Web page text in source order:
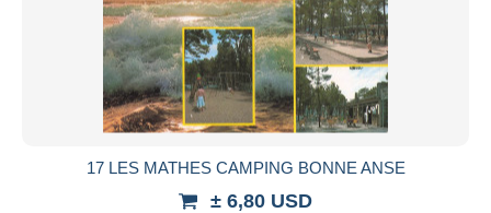
17 LES MATHES CAMPING BONNE ANSE
± 6,80 USD